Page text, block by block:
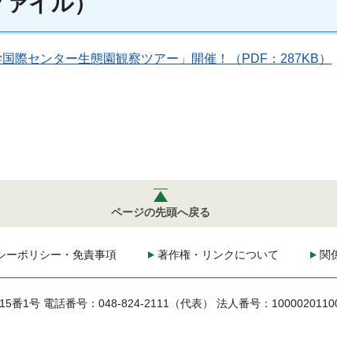
際センター生態園観察ツアー」開催！（PDF：287KB）
ページの先頭へ戻る
ーポリシー・免責事項 著作権・リンクについて 関
番1号 電話番号：048-824-2111（代表） 法人番号：